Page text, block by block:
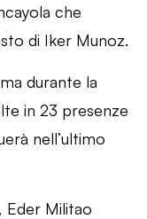
che
di Iker Munoz.
durante la
in 23 presenze
nell’ultimo
Eder Militao